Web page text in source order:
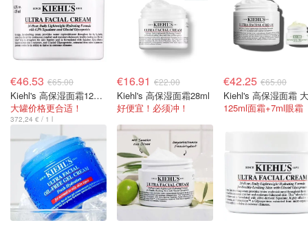
€46.53 €65.00
Kiehl's 高保湿面霜125ml
大罐价格更合适！
372,24 € / 1 l
€16.91 €22.00
Kiehl's 高保湿面霜28ml
好便宜！必须冲！
€42.25 €65.00
Kiehl's 高保湿面霜
125ml面霜+7ml眼霜